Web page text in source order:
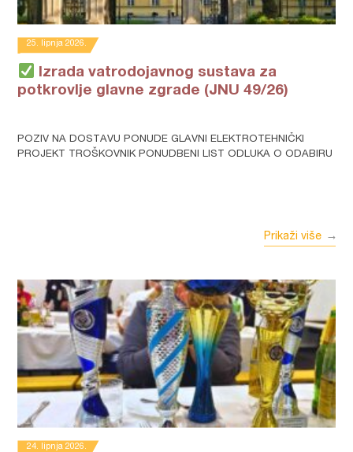
25. lipnja 2026.
Izrada vatrodojavnog sustava za
potkrovlje glavne zgrade (JNU 49/26)
POZIV NA DOSTAVU PONUDE GLAVNI ELEKTROTEHNIČKI
PROJEKT TROŠKOVNIK PONUDBENI LIST ODLUKA O ODABIRU
Prikaži više
24. lipnja 2026.